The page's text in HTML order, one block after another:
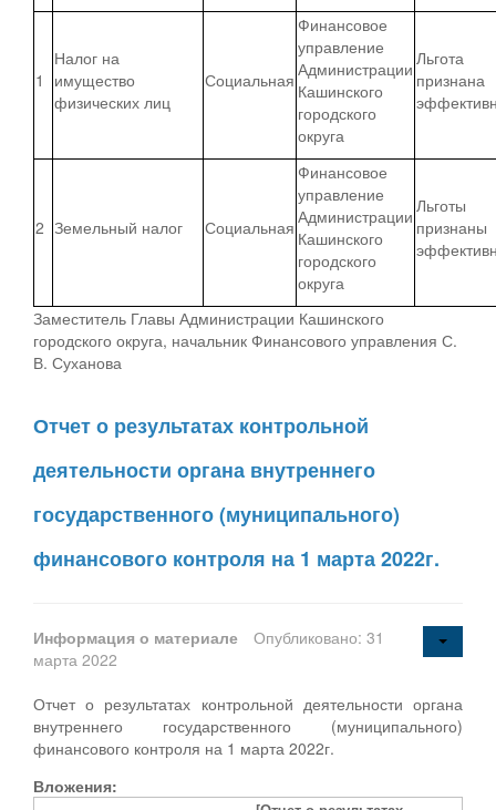
1
Налог на
имущество
физических лиц
Социальная
Финансовое
управление
Администрации
Кашинского
городского
округа
Льгота
признана
2 Земельный налог Социальная
Финансовое
управление
Администрации
Кашинского
городского
округа
Льготы
признаны
Заместитель Главы Администрации Кашинского
городского округа, начальник Финансового управления С.
В. Суханова
Отчет о результатах контрольной
деятельности органа внутреннего
государственного (муниципального)
финансового контроля на 1 марта 2022г.
Информация о материале
Опубликовано: 31
марта 2022
Отчет о результатах контрольной деятельности органа
внутреннего государственного (муниципального)
финансового контроля на 1 марта 2022г.
Вложения: